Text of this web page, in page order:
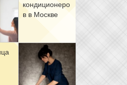
кон­ди­ци­о­не­ро
в в Москве